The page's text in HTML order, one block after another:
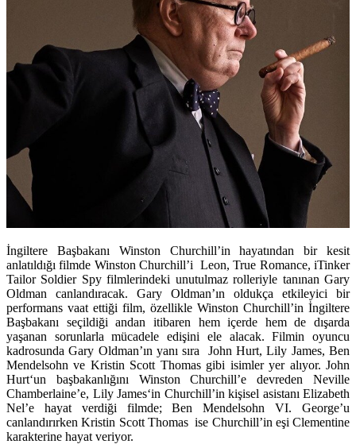
İngiltere Başbakanı Winston Churchill’in hayatından bir kesit
anlatıldığı filmde Winston Churchill’i Leon, True Romance, iTinker
Tailor Soldier Spyfilmlerindeki unutulmaz rolleriyle tanınan Gary
Oldman canlandıracak. Gary Oldman’ın oldukça etkileyici bir
performans vaat ettiği film, özellikle Winston Churchill’in İngiltere
Başbakanı seçildiği andan itibaren hem içerde hem de dışarda
yaşanan sorunlarla mücadele edişini ele alacak. Filmin oyuncu
kadrosunda Gary Oldman’ın yanı sıra John Hurt,Lily James,Ben
Mendelsohn ve Kristin Scott Thomas gibi isimler yer alıyor.John
Hurt‘un başbakanlığını Winston Churchill’e devreden Neville
Chamberlaine’e, Lily James‘in Churchill’in kişisel asistanı Elizabeth
Nel’e hayat verdiği filmde;Ben Mendelsohn VI. George’u
canlandırırkenKristin Scott Thomasise Churchill’in eşi Clementine
karakterine hayat veriyor.